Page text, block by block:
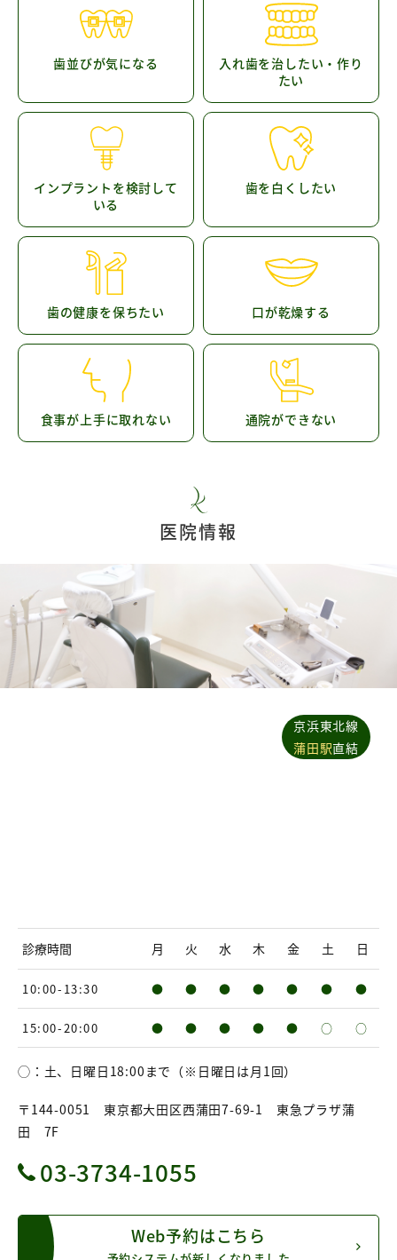
歯並びが気になる
入れ歯を治したい・作り
たい
インプラントを検討して
いる
歯を白くしたい
歯の健康を保ちたい 口が乾燥する
食事が上手に取れない 通院ができない
医院情報
京浜東北線
蒲田駅直結
診療時間 月 火 水 木 金 土 日
10:00-13:30 ● ● ● ● ● ● ●
15:00-20:00 ● ● ● ● ● ○ ○
◯：土、日曜日18:00まで（※日曜日は月1回）
〒144-0051 東京都大田区西蒲田7-69-1 東急プラザ蒲
田 7F
03-3734-1055
Web予約はこちら